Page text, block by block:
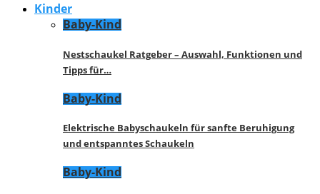
Kinder
Baby-Kind
Nestschaukel Ratgeber – Auswahl, Funktionen und
Tipps für…
Baby-Kind
Elektrische Babyschaukeln für sanfte Beruhigung
und entspanntes Schaukeln
Baby-Kind